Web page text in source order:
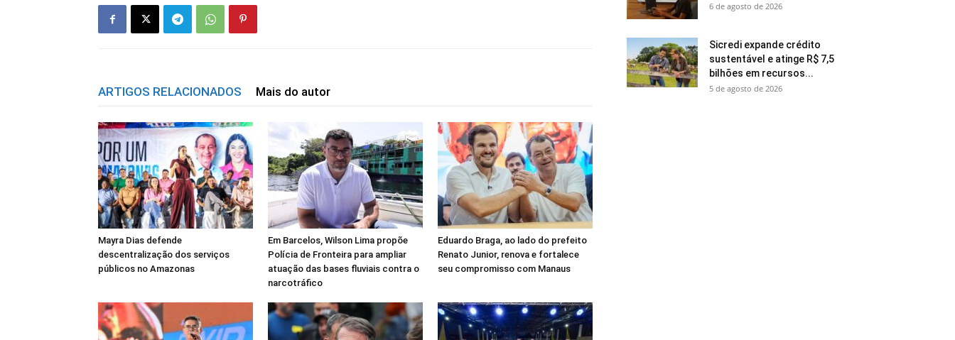
ARTIGOS RELACIONADOS Mais do autor
Mayra Dias defende
descentralização dos serviços
públicos no Amazonas
Em Barcelos, Wilson Lima propõe
Polícia de Fronteira para ampliar
atuação das bases fluviais contra o
narcotráfico
Eduardo Braga, ao lado do prefeito
Renato Junior, renova e fortalece
seu compromisso com Manaus
6 de agosto de 2026
Sicredi expande crédito
sustentável e atinge R$ 7,5
bilhões em recursos...
5 de agosto de 2026